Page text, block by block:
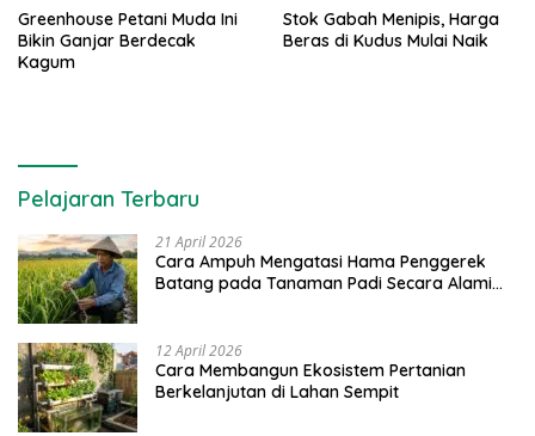
Greenhouse Petani Muda Ini
Bikin Ganjar Berdecak
Kagum
Stok Gabah Menipis, Harga
Beras di Kudus Mulai Naik
Pelajaran Terbaru
21 April 2026
Cara Ampuh Mengatasi Hama Penggerek
Batang pada Tanaman Padi Secara Alami
12 April 2026
Cara Membangun Ekosistem Pertanian
Berkelanjutan di Lahan Sempit